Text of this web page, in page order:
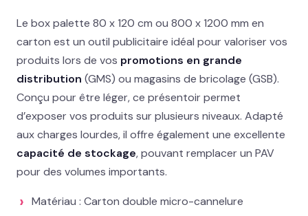
Réalisations
Blog
02 78 77 53 93
Le box palette 80 x 120 cm ou 800 x 1200 mm en
carton est un outil publicitaire idéal pour valoriser vos
produits lors de vos promotions en grande
distribution (GMS) ou magasins de bricolage (GSB).
Conçu pour être léger, ce présentoir permet
d’exposer vos produits sur plusieurs niveaux. Adapté
aux charges lourdes, il offre également une excellente
capacité de stockage, pouvant remplacer un PAV
pour des volumes importants.
Matériau : Carton double micro-cannelure